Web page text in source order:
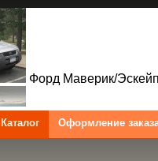
Форд Маверик/
Каталог Оформление